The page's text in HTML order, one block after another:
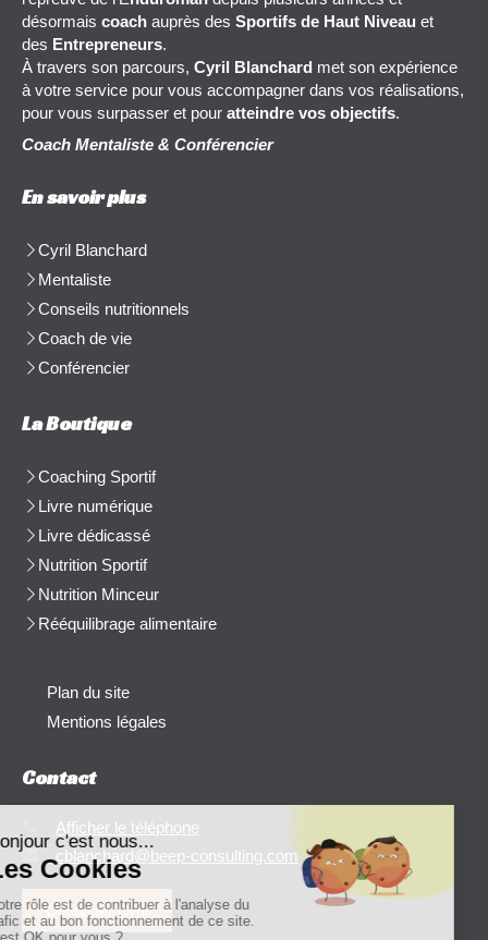
désormais coach auprès des Sportifs de Haut Niveau et
des Entrepreneurs.
À travers son parcours, Cyril Blanchard met son expérience
à votre service pour vous accompagner dans vos réalisations,
pour vous surpasser et pour atteindre vos objectifs.
Coach Mentaliste & Conférencier
En savoir plus
Cyril Blanchard
Mentaliste
Conseils nutritionnels
Coach de vie
Conférencier
La Boutique
Coaching Sportif
Livre numérique
Livre dédicassé
Nutrition Sportif
Nutrition Minceur
Rééquilibrage alimentaire
Plan du site
Mentions légales
Contact
Afficher le téléphone
cblanchard@beep-consulting.com
Contacter Cyril